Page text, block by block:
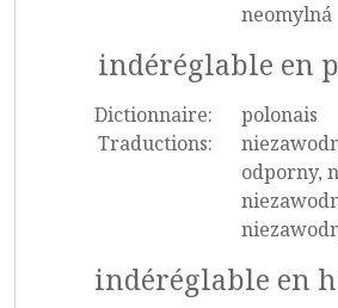
neomylná
indéréglable en
Dictionnaire:
polonais
Traductions:
odporny,
indéréglable en